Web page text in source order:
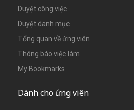
Duyệt công việc
Duyệt danh mục
Tổng quan về ứng viên
Thông báo việc làm
My Bookmarks
Dành cho ứng viên